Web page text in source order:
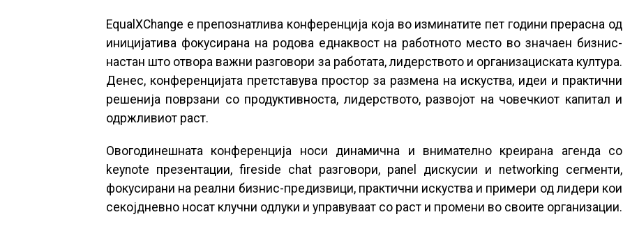
EqualXChange е препознатлива конференција која во изминатите пет години прерасна од
иницијатива фокусирана на родова еднаквост на работното место во значаен бизнис-
настан што отвора важни разговори за работата, лидерството и организациската култура.
Денес, конференцијата претставува простор за размена на искуства, идеи и практични
решенија поврзани со продуктивноста, лидерството, развојот на човечкиот капитал и
одржливиот раст.
Овогодинешната конференција носи динамична и внимателно креирана агенда со
keynote презентации, fireside chat разговори, panel дискусии и networking сегменти,
фокусирани на реални бизнис-предизвици, практични искуства и примери од лидери кои
секојдневно носат клучни одлуки и управуваат со раст и промени во своите организации.